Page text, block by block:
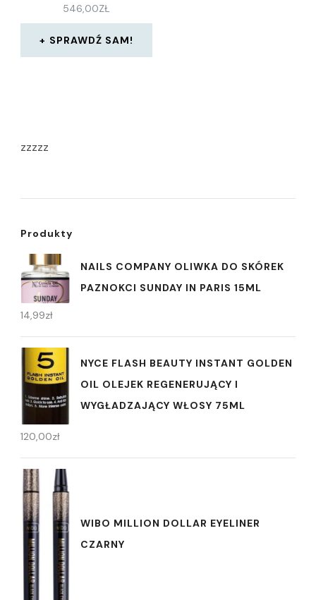
546,00ZŁ
SPRAWDŹ SAM!
zzzzz
Produkty
NAILS COMPANY OLIWKA DO SKÓREK
PAZNOKCI SUNDAY IN PARIS 15ML
14,99zł
NYCE FLASH BEAUTY INSTANT GOLDEN
OIL OLEJEK REGENERUJĄCY I
WYGŁADZAJĄCY WŁOSY 75ML
120,00zł
WIBO MILLION DOLLAR EYELINER
CZARNY